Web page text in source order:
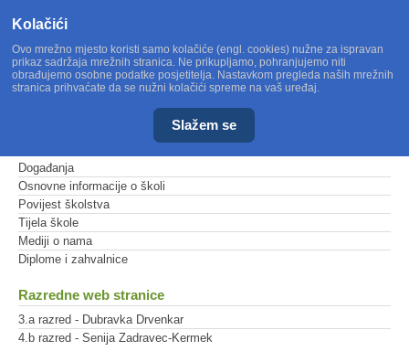
Događanja
Osnovne informacije o školi
Povijest školstva
Tijela škole
Mediji o nama
Diplome i zahvalnice
Razredne web stranice
3.a razred - Dubravka Drvenkar
4.b razred - Senija Zadravec-Kermek
Kolačići
Ovo mrežno mjesto koristi samo kolačiće (engl. cookies) nužne za ispravan
prikaz sadržaja mrežnih stranica. Ne prikupljamo, pohranjujemo niti
obrađujemo osobne podatke posjetitelja. Nastavkom pregleda naših mrežnih
stranica prihvaćate da se nužni kolačići spreme na vaš uređaj.
Slažem se